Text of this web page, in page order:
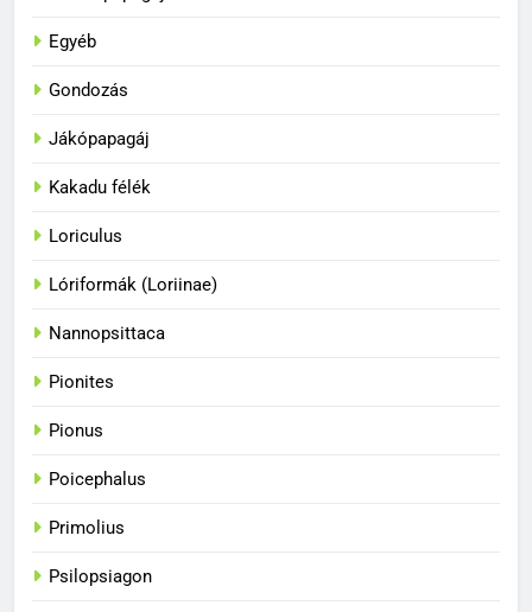
Egyéb
Gondozás
Jákópapagáj
Kakadu félék
Loriculus
Lóriformák (Loriinae)
Nannopsittaca
Pionites
Pionus
Poicephalus
Primolius
Psilopsiagon
A papagájok a vadonban és
35